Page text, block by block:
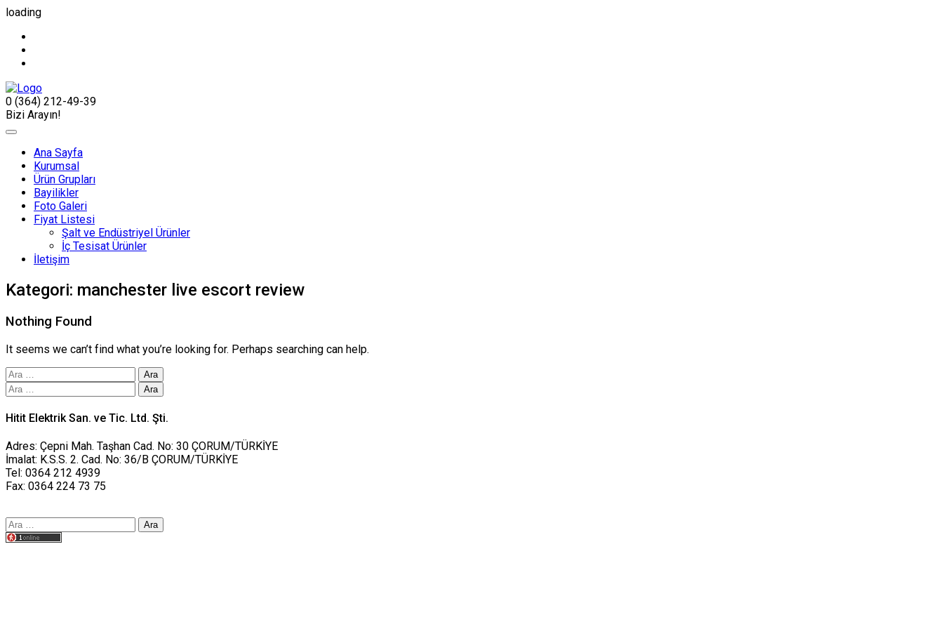
loading
0 (364) 212-49-39
Bizi Arayın!
Ana Sayfa
Kurumsal
Ürün Grupları
Bayilikler
Foto Galeri
Fiyat Listesi
Şalt ve Endüstriyel Ürünler
İç Tesisat Ürünler
İletişim
Kategori: manchester live escort review
Nothing Found
It seems we can’t find what you’re looking for. Perhaps searching can help.
Arama:
Arama:
Hitit Elektrik San. ve Tic. Ltd. Şti.
Adres: Çepni Mah. Taşhan Cad. No: 30 ÇORUM/TÜRKİYE
İmalat: K.S.S. 2. Cad. No: 36/B ÇORUM/TÜRKİYE
Tel: 0364 212 4939
Fax: 0364 224 73 75
Arama: